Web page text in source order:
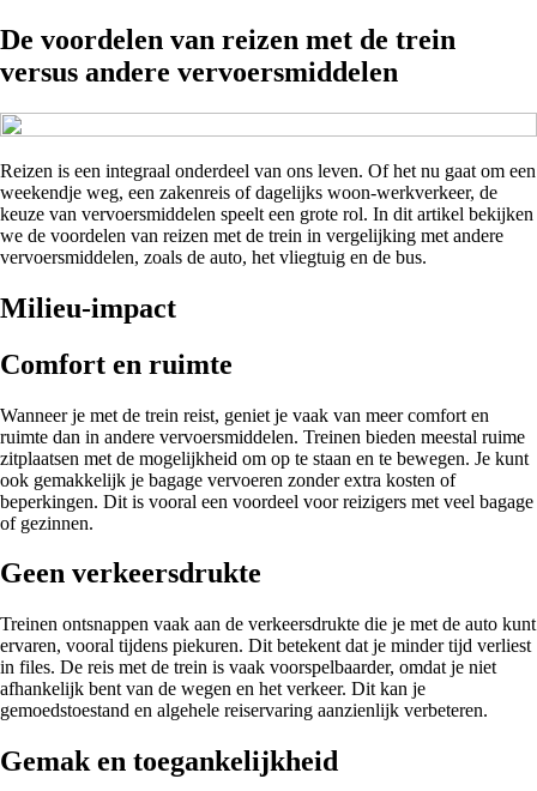
De voordelen van reizen met de trein
versus andere vervoersmiddelen
Reizen is een integraal onderdeel van ons leven. Of het nu gaat om een
weekendje weg, een zakenreis of dagelijks woon-werkverkeer, de
keuze van vervoersmiddelen speelt een grote rol. In dit artikel bekijken
we de voordelen van reizen met de trein in vergelijking met andere
vervoersmiddelen, zoals de auto, het vliegtuig en de bus.
Milieu-impact
Comfort en ruimte
Wanneer je met de trein reist, geniet je vaak van meer comfort en
ruimte dan in andere vervoersmiddelen. Treinen bieden meestal ruime
zitplaatsen met de mogelijkheid om op te staan en te bewegen. Je kunt
ook gemakkelijk je bagage vervoeren zonder extra kosten of
beperkingen. Dit is vooral een voordeel voor reizigers met veel bagage
of gezinnen.
Geen verkeersdrukte
Treinen ontsnappen vaak aan de verkeersdrukte die je met de auto kunt
ervaren, vooral tijdens piekuren. Dit betekent dat je minder tijd verliest
in files. De reis met de trein is vaak voorspelbaarder, omdat je niet
afhankelijk bent van de wegen en het verkeer. Dit kan je
gemoedstoestand en algehele reiservaring aanzienlijk verbeteren.
Gemak en toegankelijkheid